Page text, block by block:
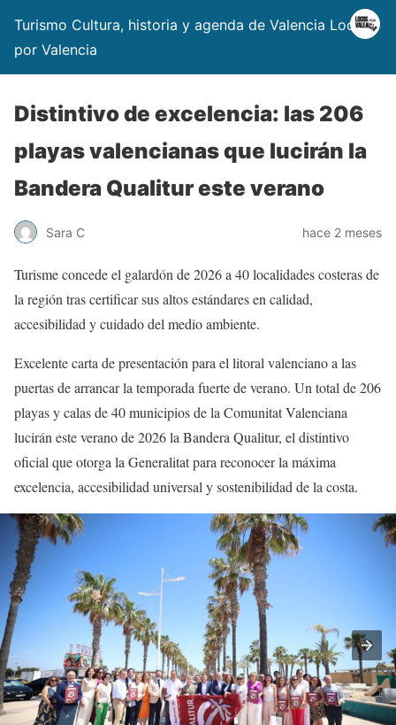
Turismo Cultura, historia y agenda de Valencia Locos
por Valencia
Distintivo de excelencia: las 206
playas valencianas que lucirán la
Bandera Qualitur este verano
Sara C hace 2 meses
Turisme concede el galardón de 2026 a 40 localidades costeras de
la región tras certificar sus altos estándares en calidad,
accesibilidad y cuidado del medio ambiente.
Excelente carta de presentación para el litoral valenciano a las
puertas de arrancar la temporada fuerte de verano. Un total de 206
playas y calas de 40 municipios de la Comunitat Valenciana
lucirán este verano de 2026 la Bandera Qualitur, el distintivo
oficial que otorga la Generalitat para reconocer la máxima
excelencia, accesibilidad universal y sostenibilidad de la costa.